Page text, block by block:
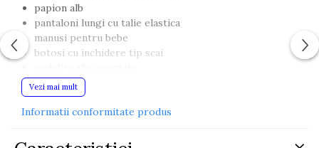
papion alb
pantaloni lungi cu talie elastica
manusi pentru bebe
botosi cu inchidere tip scai
Setul elegant pentru bebe baieti este alegerea
perfecta pentru botez, sedinte foto, externare din
maternitate sau alte momente speciale din primele
Vezi mai mult
Informatii conformitate produs